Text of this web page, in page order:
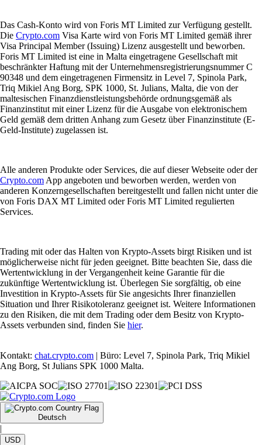
Das Cash-Konto wird von Foris MT Limited zur Verfügung gestellt.
Die Crypto.com Visa Karte wird von Foris MT Limited gemäß ihrer
Visa Principal Member (Issuing) Lizenz ausgestellt und beworben.
Foris MT Limited ist eine in Malta eingetragene Gesellschaft mit
beschränkter Haftung mit der Unternehmensregistrierungsnummer C
90348 und dem eingetragenen Firmensitz in Level 7, Spinola Park,
Triq Mikiel Ang Borg, SPK 1000, St. Julians, Malta, die von der
maltesischen Finanzdienstleistungsbehörde ordnungsgemäß als
Finanzinstitut mit einer Lizenz für die Ausgabe von elektronischem
Geld gemäß dem dritten Anhang zum Gesetz über Finanzinstitute (E-
Geld-Institute) zugelassen ist.
Alle anderen Produkte oder Services, die auf dieser Webseite oder der
Crypto.com App angeboten und beworben werden, werden von
anderen Konzerngesellschaften bereitgestellt und fallen nicht unter die
von Foris DAX MT Limited oder Foris MT Limited regulierten
Services.
Trading mit oder das Halten von Krypto-Assets birgt Risiken und ist
möglicherweise nicht für jeden geeignet. Bitte beachten Sie, dass die
Wertentwicklung in der Vergangenheit keine Garantie für die
zukünftige Wertentwicklung ist. Überlegen Sie sorgfältig, ob eine
Investition in Krypto-Assets für Sie angesichts Ihrer finanziellen
Situation und Ihrer Risikotoleranz geeignet ist. Weitere Informationen
zu den Risiken, die mit dem Trading oder dem Besitz von Krypto-
Assets verbunden sind, finden Sie hier.
Kontakt: chat.crypto.com | Büro: Level 7, Spinola Park, Triq Mikiel
Ang Borg, St Julians SPK 1000 Malta.
Deutsch
|
USD